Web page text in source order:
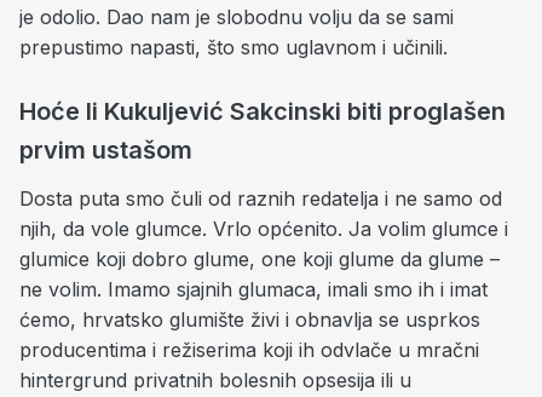
je odolio. Dao nam je slobodnu volju da se sami
prepustimo napasti, što smo uglavnom i učinili.
Hoće li Kukuljević Sakcinski biti proglašen
prvim ustašom
Dosta puta smo čuli od raznih redatelja i ne samo od
njih, da vole glumce. Vrlo općenito. Ja volim glumce i
glumice koji dobro glume, one koji glume da glume –
ne volim. Imamo sjajnih glumaca, imali smo ih i imat
ćemo, hrvatsko glumište živi i obnavlja se usprkos
producentima i režiserima koji ih odvlače u mračni
hintergrund privatnih bolesnih opsesija ili u